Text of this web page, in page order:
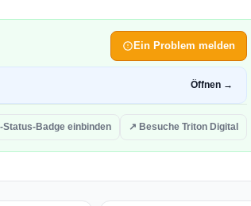
Ein Problem melden
Öffnen →
Status-Badge einbinden ↗ Besuche Triton Digital